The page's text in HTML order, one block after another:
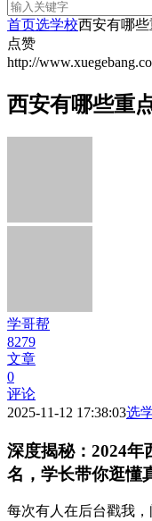
首页选学校西安有哪
点赞
http://
西安有哪些重
学哥帮
8279
文章
0
评论
2025-11-12 17:38:03选
深度揭秘：2024年
名，学长带你逛懂
每次有人在后台戳我